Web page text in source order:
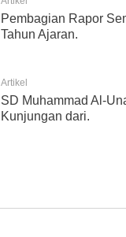
Pembagian Rapor
Tahun Ajaran.
Artikel
SD Muhammad Al-
Kunjungan dari.